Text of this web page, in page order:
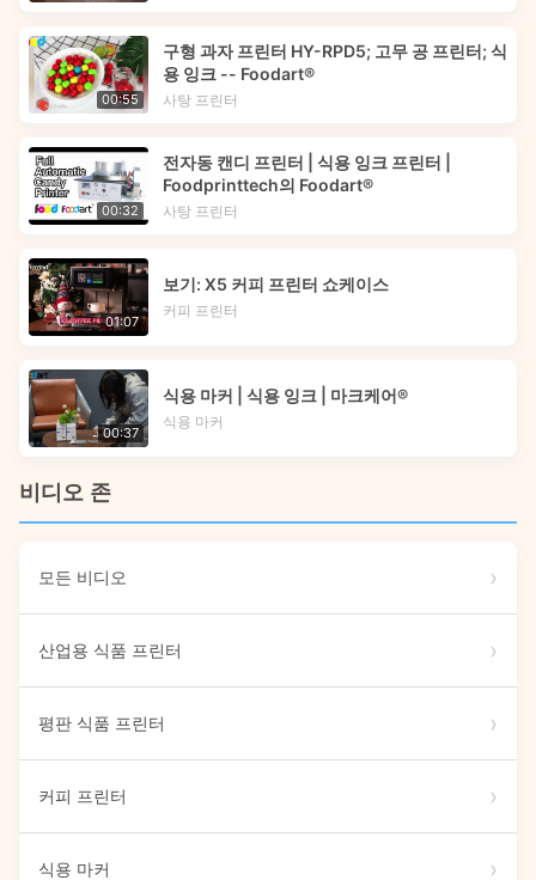
00:55
구형 과자 프린터 HY-RPD5; 고무 공 프린터; 식
용 잉크 -- Foodart®
사탕 프린터
00:32
전자동 캔디 프린터 | 식용 잉크 프린터 |
Foodprinttech의 Foodart®
사탕 프린터
01:07
보기: X5 커피 프린터 쇼케이스
커피 프린터
00:37
식용 마커 | 식용 잉크 | 마크케어®
식용 마커
비디오 존
모든 비디오
산업용 식품 프린터
평판 식품 프린터
커피 프린터
식용 마커